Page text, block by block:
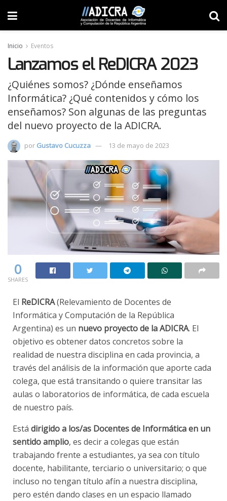
Inicio Eventos
Lanzamos el ReDICRA 2023
¿Quiénes somos? ¿Dónde enseñamos
Informática? ¿Qué contenidos y cómo los
enseñamos? Son algunas de las preguntas
del nuevo proyecto de la ADICRA.
por Gustavo Cucuzza 13 de mayo de 2023
0
SHARES
El ReDICRA(Relevamiento de Docentes de
Informática y Computación de la República
Argentina) es un nuevo proyecto de la ADICRA. El
objetivo es obtener datos concretos sobre la
realidad de nuestra disciplina en cada provincia, a
través del análisis de la información que aporte cada
colega, que está transitando o quiere transitar las
aulas o laboratorios de informática, de cada escuela
de nuestro país.
Está dirigido a los/as Docentes de Informática en un
sentido amplio, es decir a colegas que están
trabajando frente a estudiantes, ya sea con título
docente, habilitante, terciario o universitario; o que
incluso no tengan título afín a nuestra disciplina,
pero estén dando clases en un espacio llamado